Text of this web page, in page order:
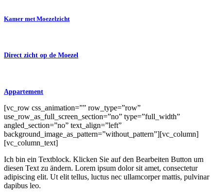
Kamer met Moezelzicht
Direct zicht op de Moezel
Appartement
[vc_row css_animation=”” row_type=”row”
use_row_as_full_screen_section=”no” type=”full_width”
angled_section=”no” text_align=”left”
background_image_as_pattern=”without_pattern”][vc_column]
[vc_column_text]
Ich bin ein Textblock. Klicken Sie auf den Bearbeiten Button um
diesen Text zu ändern. Lorem ipsum dolor sit amet, consectetur
adipiscing elit. Ut elit tellus, luctus nec ullamcorper mattis, pulvinar
dapibus leo.